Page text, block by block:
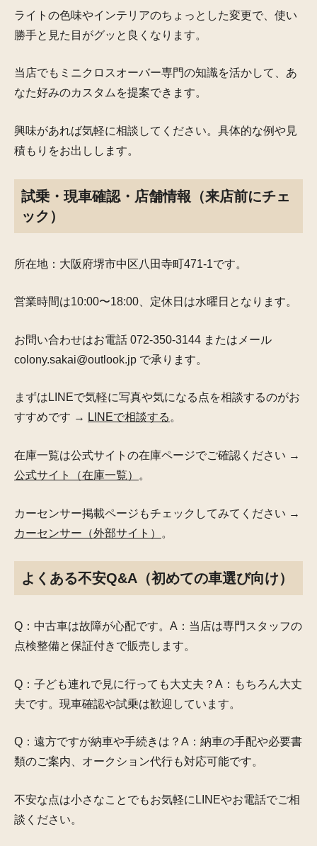
ライトの色味やインテリアのちょっとした変更で、使い
勝手と見た目がグッと良くなります。
当店でもミニクロスオーバー専門の知識を活かして、あ
なた好みのカスタムを提案できます。
興味があれば気軽に相談してください。具体的な例や見
積もりをお出しします。
試乗・現車確認・店舗情報（来店前にチェ
ック）
所在地：大阪府堺市中区八田寺町471-1です。
営業時間は10:00〜18:00、定休日は水曜日となります。
お問い合わせはお電話 072-350-3144 またはメール
colony.sakai@outlook.jp で承ります。
まずはLINEで気軽に写真や気になる点を相談するのがお
すすめです → LINEで相談する。
在庫一覧は公式サイトの在庫ページでご確認ください →
公式サイト（在庫一覧）
。
カーセンサー掲載ページもチェックしてみてください →
カーセンサー（外部サイト）
。
よくある不安Q&A（初めての車選び向け）
Q：中古車は故障が心配です。A：当店は専門スタッフの
点検整備と保証付きで販売します。
Q：子ども連れで見に行っても大丈夫？A：もちろん大丈
夫です。現車確認や試乗は歓迎しています。
Q：遠方ですが納車や手続きは？A：納車の手配や必要書
類のご案内、オークション代行も対応可能です。
不安な点は小さなことでもお気軽にLINEやお電話でご相
談ください。